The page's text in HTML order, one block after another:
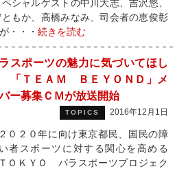
シャルゲストの中川大志、吉沢悠、
もか、高橋みなみ、司会者の恵俊彰
・・・ 続きを読む
スポーツの魅力に気づいてほし
「ＴＥＡＭ ＢＥＹＯＮＤ」メ
ー募集ＣＭが放送開始
TOPICS 2016年12月1日
０２０年に向け東京都民、国民の障
者スポーツに対する関心を高める
ＴＯＫＹＯ パラスポーツプロジェク